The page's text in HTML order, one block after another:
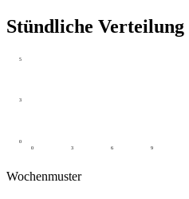
Stündliche Verteilung
0
3
5
0 3 6 9
Wochenmuster